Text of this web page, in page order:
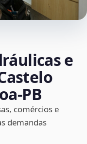
e
comércios e
demandas